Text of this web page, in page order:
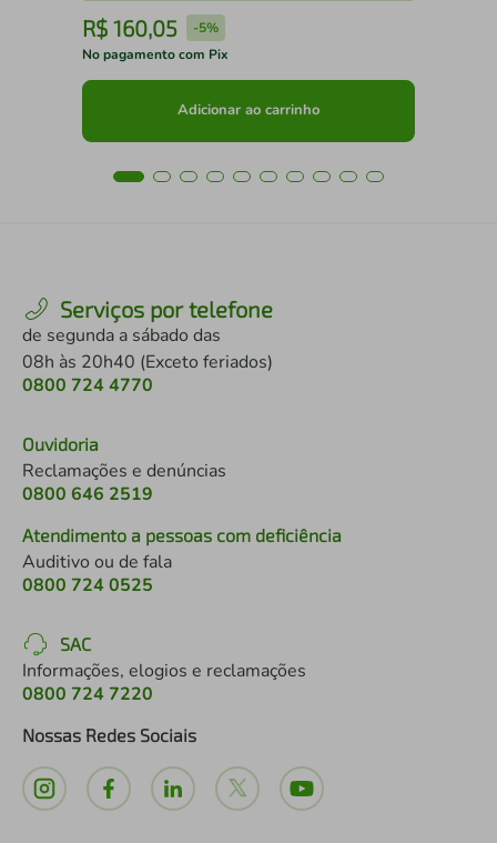
R$ 160,05 -5%
No pagamento com Pix
Adicionar ao carrinho
Serviços por telefone
de segunda a sábado das
08h às 20h40 (Exceto feriados)
0800 724 4770
Ouvidoria
Reclamações e denúncias
0800 646 2519
Atendimento a pessoas com deficiência
Auditivo ou de fala
0800 724 0525
SAC
Informações, elogios e reclamações
0800 724 7220
Nossas Redes Sociais